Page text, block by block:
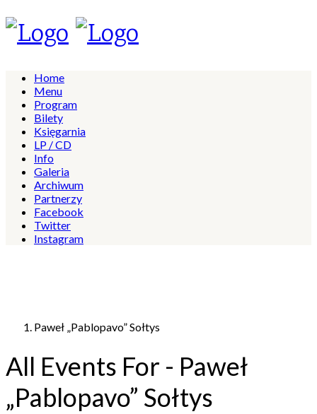
Home
Menu
Program
Bilety
Księgarnia
LP / CD
Info
Galeria
Archiwum
Partnerzy
Facebook
Twitter
Instagram
Paweł „Pablopavo” Sołtys
All Events For - Paweł
„Pablopavo” Sołtys